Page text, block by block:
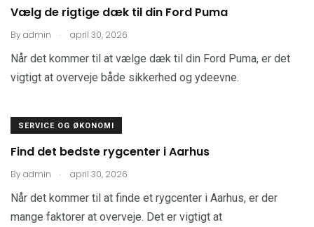
Vælg de rigtige dæk til din Ford Puma
Byadmin . april 30, 2026
Når det kommer til at vælge dæk til din Ford Puma, er det
vigtigt at overveje både sikkerhed og ydeevne.
SERVICE OG ØKONOMI
Find det bedste rygcenter i Aarhus
Byadmin . april 30, 2026
Når det kommer til at finde et rygcenter i Aarhus, er der
mange faktorer at overveje. Det er vigtigt at